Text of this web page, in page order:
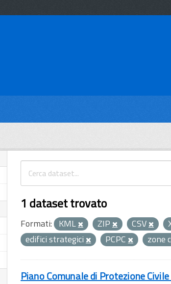
1 dataset trovato
Formati: KML ZIP CSV
edifici strategici
PCPC zone
Piano Comunale di Protezione